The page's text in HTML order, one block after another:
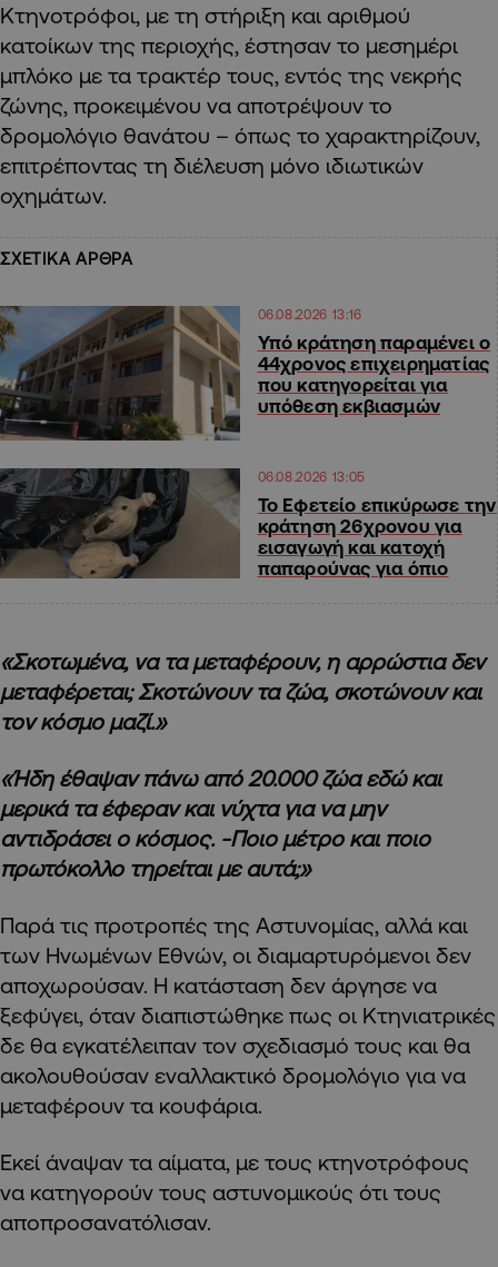
Κτηνοτρόφοι, με τη στήριξη και αριθμού
κατοίκων της περιοχής, έστησαν το μεσημέρι
μπλόκο με τα τρακτέρ τους, εντός της νεκρής
ζώνης, προκειμένου να αποτρέψουν το
δρομολόγιο θανάτου – όπως το χαρακτηρίζουν,
επιτρέποντας τη διέλευση μόνο ιδιωτικών
οχημάτων.
ΣΧΕΤΙΚΑ ΑΡΘΡΑ
06.08.2026 13:16
Υπό κράτηση παραμένει ο
44χρονος επιχειρηματίας
που κατηγορείται για
υπόθεση εκβιασμών
06.08.2026 13:05
Το Εφετείο επικύρωσε την
κράτηση 26χρονου για
εισαγωγή και κατοχή
παπαρούνας για όπιο
«Σκοτωμένα, να τα μεταφέρουν, η αρρώστια δεν
μεταφέρεται; Σκοτώνουν τα ζώα, σκοτώνουν και
τον κόσμο μαζί.»
«Ήδη έθαψαν πάνω από 20.000 ζώα εδώ και
μερικά τα έφεραν και νύχτα για να μην
αντιδράσει ο κόσμος. -Ποιο μέτρο και ποιο
πρωτόκολλο τηρείται με αυτά;»
Παρά τις προτροπές της Αστυνομίας, αλλά και
των Ηνωμένων Εθνών, οι διαμαρτυρόμενοι δεν
αποχωρούσαν. Η κατάσταση δεν άργησε να
ξεφύγει, όταν διαπιστώθηκε πως οι Κτηνιατρικές
δε θα εγκατέλειπαν τον σχεδιασμό τους και θα
ακολουθούσαν εναλλακτικό δρομολόγιο για να
μεταφέρουν τα κουφάρια.
Εκεί άναψαν τα αίματα, με τους κτηνοτρόφους
να κατηγορούν τους αστυνομικούς ότι τους
αποπροσανατόλισαν.